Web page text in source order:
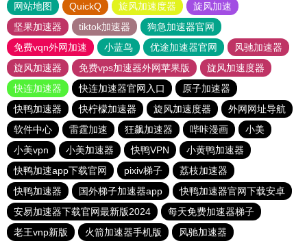
网站地图 QuickQ 旋风加速度器
旋风加速
坚果加速器
tiktok加速器
狗急加速器官网
免费vqn外网加速
小蓝鸟 优途加速器官网
风驰加速器
旋风加速器
免费vps加速器外网苹果版
旋风加速度器
快连加速器
快连加速器官网入口
原子加速器
快鸭加速器
快柠檬加速器 旋风加速度器
外网网址导航
软件中心
雷霆加速 狂飙加速器 哔咔漫画
小美
小美vpn
小美加速器 快鸭VPN
小黄鸭加速器
快鸭加速app下载官网
pixiv梯子
荔枝加速器
快鸭加速器
国外梯子加速器app
快鸭加速器官网下载安卓
安易加速器下载官网最新版2024
每天免费加速器梯子
老王vnp新版
火箭加速器手机版
风驰加速器